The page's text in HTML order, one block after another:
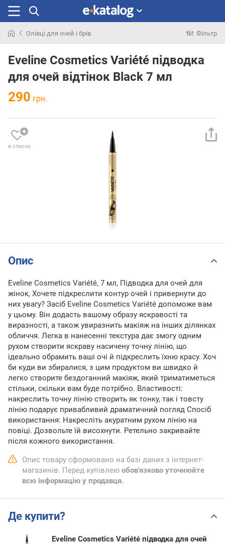
раніше
Олівці для очей і брів Фільтр
Eveline Cosmetics Variété підводка
для очей відтінок Black 7 мл
290 грн.
в список
Опис
Eveline Cosmetics Variété, 7 мл, Підводка для очей для
жінок, Хочете підкреслити контур очей і привернути до
них увагу? Засіб Eveline Cosmetics Variété допоможе вам
у цьому. Він додасть вашому образу яскравості та
виразності, а також увиразнить макіяж на інших ділянках
обличчя. Легка в нанесенні текстура дає змогу одним
рухом створити яскраву насичену точну лінію, що
ідеально обрамить ваші очі й підкреслить їхню красу. Хоч
би куди ви збиралися, з цим продуктом ви швидко й
легко створите бездоганний макіяж, який триматиметься
стільки, скільки вам буде потрібно. Властивості:
накреслить точну лінію створить як тонку, так і товсту
лінію подарує привабливий драматичний погляд Спосіб
використання: Накресліть акуратним рухом лінію на
повіці. Дозвольте їй висохнути. Ретельно закривайте
після кожного використання.
Опис товару сформовано на базі даних з інтернет-
магазинів. Перед купівлею обов'язково уточнюйте
всю інформацію у продавця.
Де купити?
Eveline Cosmetics Variété підводка для очей